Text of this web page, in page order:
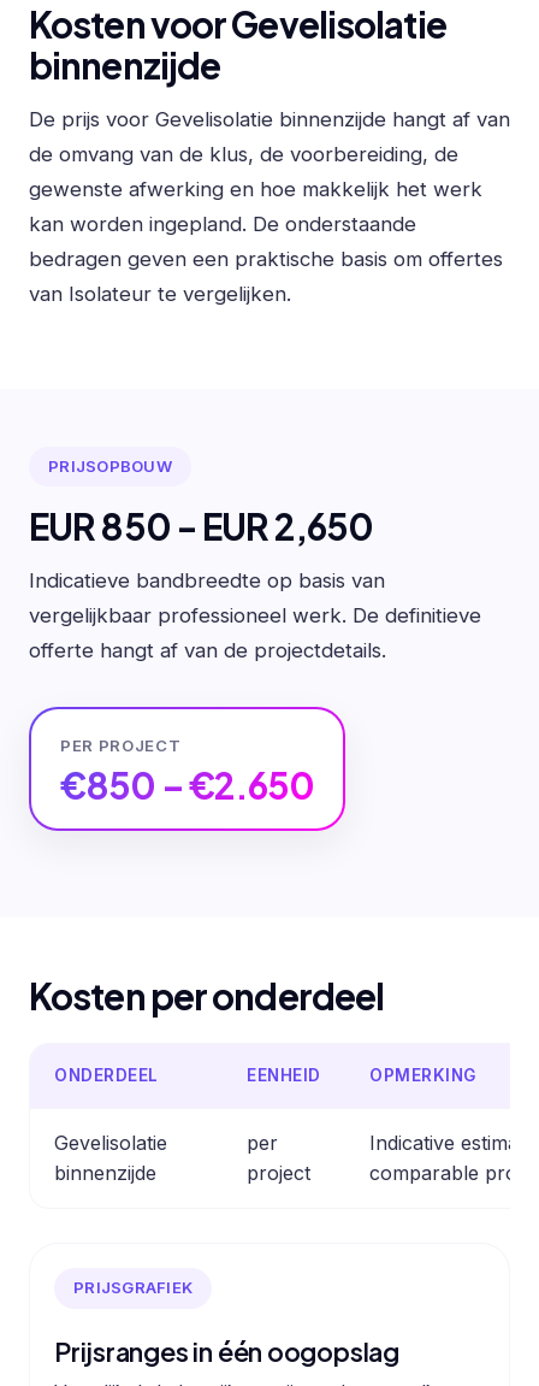
Kosten voor Gevelisolatie
binnenzijde
De prijs voor Gevelisolatie binnenzijde hangt af van
de omvang van de klus, de voorbereiding, de
gewenste afwerking en hoe makkelijk het werk
kan worden ingepland. De onderstaande
bedragen geven een praktische basis om offertes
van Isolateur te vergelijken.
PRIJSOPBOUW
EUR 850 - EUR 2,650
Indicatieve bandbreedte op basis van
vergelijkbaar professioneel werk. De definitieve
offerte hangt af van de projectdetails.
PER PROJECT
€850 – €2.650
Kosten per onderdeel
ONDERDEEL EENHEID OPMERKING
Gevelisolatie
binnenzijde
per
project
Indicative
comparable
PRIJSGRAFIEK
Prijsranges in één oogopslag